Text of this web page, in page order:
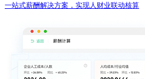
一站式薪酬解决方案，实现人财业联动核算